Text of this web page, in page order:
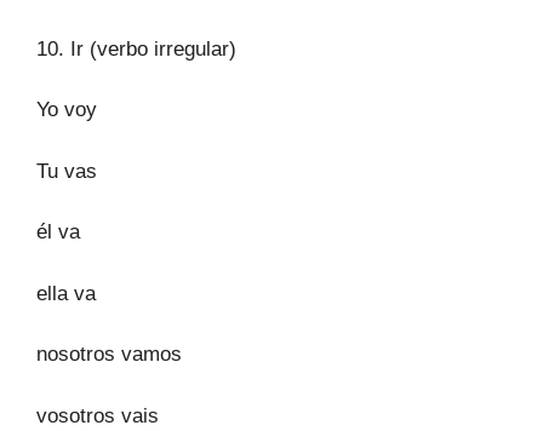
10. Ir (verbo irregular)
Yo voy
Tu vas
él va
ella va
nosotros vamos
vosotros vais